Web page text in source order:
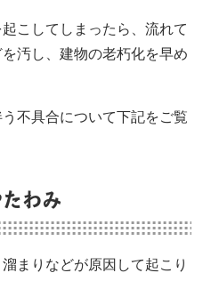
こしてしまったら、流れて
汚し、建物の老朽化を早め
不具合について下記をご覧
わみ
まりなどが原因して起こり